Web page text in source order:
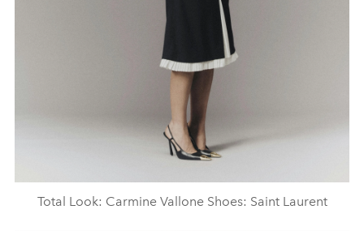
Total Look: Carmine Vallone Shoes: Saint Laurent